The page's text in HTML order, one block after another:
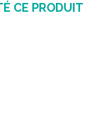
CE PRODUIT